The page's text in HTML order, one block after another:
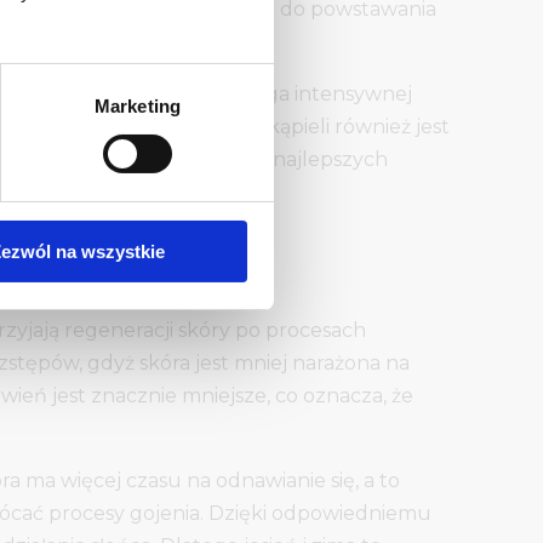
Marketing
na wszystkie
ochrony może prowadzić do powstawania
Skóra po zabiegu wymaga intensywnej
sauny czy gorących kąpieli również jest
kluczem do osiągnięcia najlepszych
regeneracji skóry po procesach
gdyż skóra jest mniej narażona na
jest znacznie mniejsze, co oznacza, że
ma więcej czasu na odnawianie się, a to
procesy gojenia. Dzięki odpowiedniemu